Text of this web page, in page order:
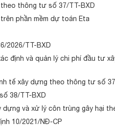
thông tư số 37/TT-BXD
phần mềm dự toán Eta
2026/TT-BXD
định và quản lý chi phí đầu tư
tế xây dựng theo thông tư số
38/TT-BXD
và xử lý côn trùng gây hại
10/2021/NĐ-CP